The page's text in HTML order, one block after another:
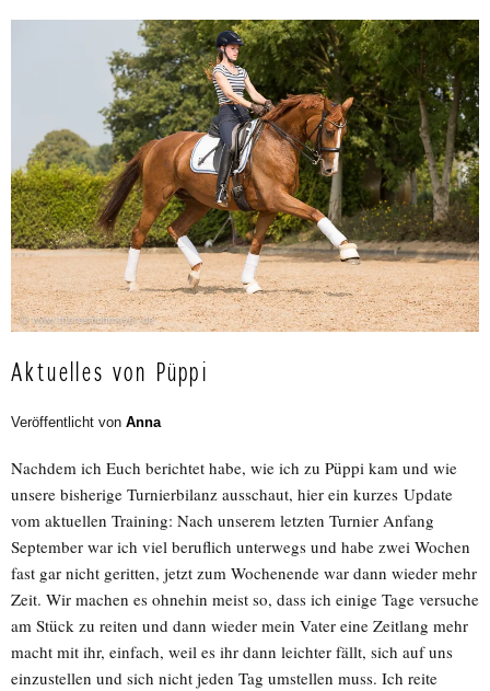
Aktuelles von Püppi
Veröffentlicht von Anna
Nachdem ich Euch berichtet habe, wie ich zu Püppi kam und wie
unsere bisherige Turnierbilanz ausschaut, hier ein kurzes Update
vom aktuellen Training: Nach unserem letzten Turnier Anfang
September war ich viel beruflich unterwegs und habe zwei Wochen
fast gar nicht geritten, jetzt zum Wochenende war dann wieder mehr
Zeit. Wir machen es ohnehin meist so, dass ich einige Tage versuche
am Stück zu reiten und dann wieder mein Vater eine Zeitlang mehr
macht mit ihr, einfach, weil es ihr dann leichter fällt, sich auf uns
einzustellen und sich nicht jeden Tag umstellen muss. Ich reite